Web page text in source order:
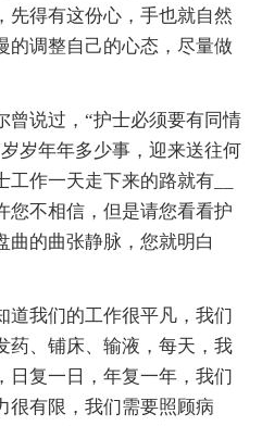
先得有这份心，手也就自然
的调整自己的心态，尽量做
曾说过，“护士必须要有同情
岁年年多少事，迎来送往何
作一天走下来的路就有__
您不相信，但是请您看看护
曲的曲张静脉，您就明白
道我们的工作很平凡，我们
药、铺床、输液，每天，我
日复一日，年复一年，我们
很有限，我们需要照顾病